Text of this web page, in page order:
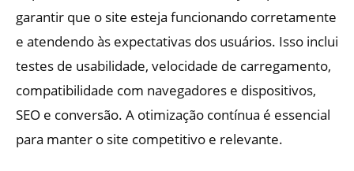
garantir que o site esteja funcionando corretamente
e atendendo às expectativas dos usuários. Isso inclui
testes de usabilidade, velocidade de carregamento,
compatibilidade com navegadores e dispositivos,
SEO e conversão. A otimização contínua é essencial
para manter o site competitivo e relevante.